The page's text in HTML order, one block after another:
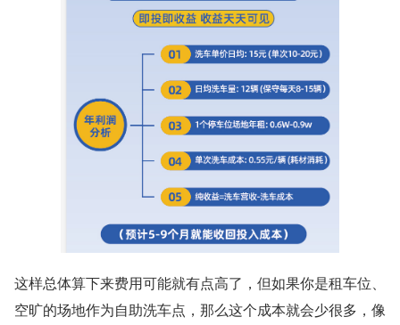
这样总体算下来费用可能就有点高了，但如果你是租车位、
空旷的场地作为自助洗车点，那么这个成本就会少很多，像